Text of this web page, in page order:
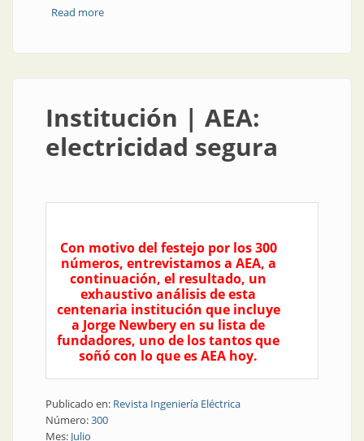
Read moreabout Noticias | Actualidad y perspectivas del
Institución | AEA:
electricidad segura
Con motivo del festejo por los 300
números, entrevistamos a AEA, a
continuación, el resultado, un
exhaustivo análisis de esta
centenaria institución que incluye
a Jorge Newbery en su lista de
fundadores, uno de los tantos que
soñó con lo que es AEA hoy.
Publicado en: Revista Ingeniería Eléctrica
Número:300
Mes: Julio